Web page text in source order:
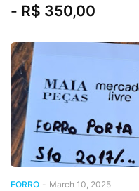
- R$ 350,00
FORRO - March 10, 2025